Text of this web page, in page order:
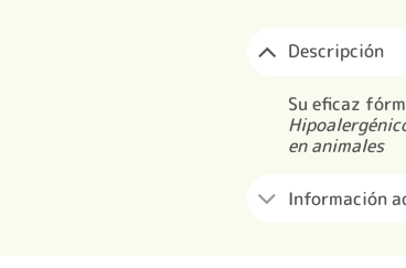
Descripción
Su eficaz
en animales
Información